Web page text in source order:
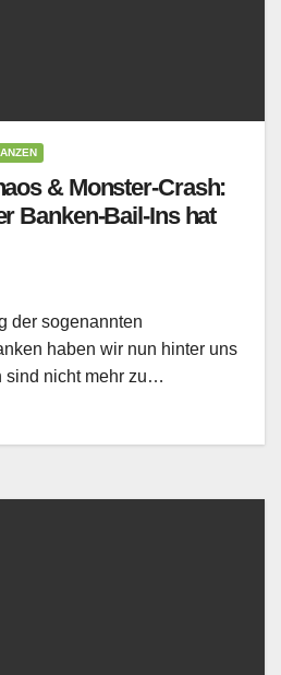
& Monster-Crash:
Banken-Bail-Ins hat
der sogenannten
haben wir nun hinter uns
sind nicht mehr zu…